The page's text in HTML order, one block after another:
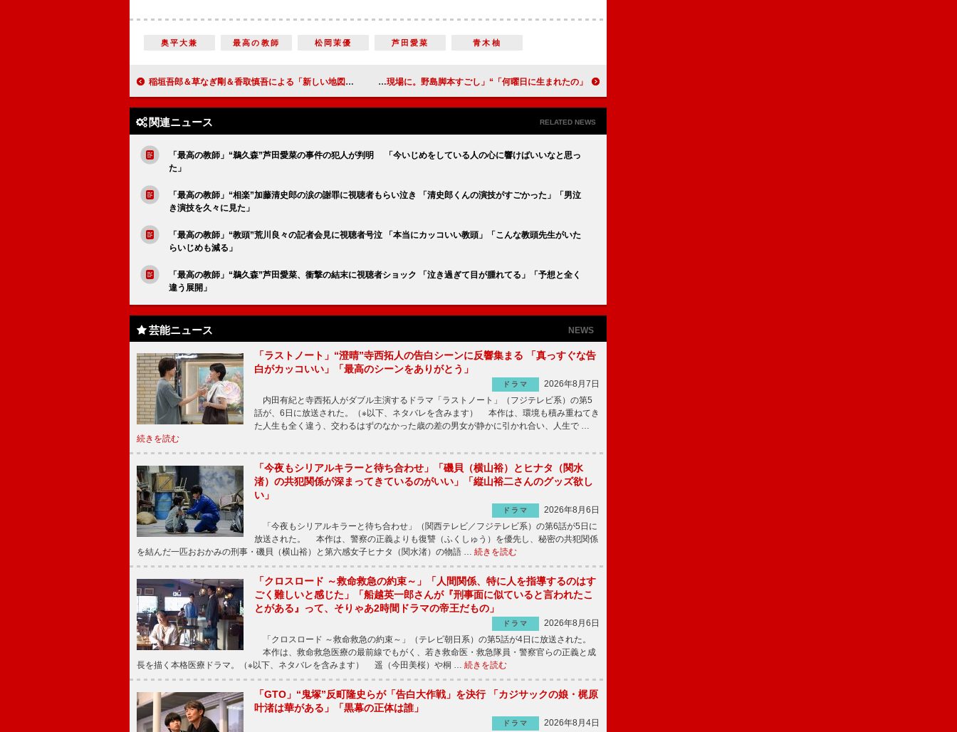
奥平大兼 最高の教師 松岡茉優 芦田愛菜 青木柚
稲垣吾郎＆草なぎ剛＆香取慎吾による「新しい地図」 お正月に会員限定イベントを初の日本武道館で開催 「何曜日に生まれたの」“すい”飯豊まりえが事故で助けを求めた人物が明らかに 「接点がまさかあの事故の現場に。野島脚本すごし」
関連ニュース RELATED NEWS
「最高の教師」“鵜久森”芦田愛菜の事件の犯人が判明 「今いじめをしている人の心に響けばいいなと思っ
た」
「最高の教師」“相楽”加藤清史郎の涙の謝罪に視聴者もらい泣き 「清史郎くんの演技がすごかった」「男泣
き演技を久々に見た」
「最高の教師」“教頭”荒川良々の記者会見に視聴者号泣 「本当にカッコいい教頭」「こんな教頭先生がいた
らいじめも減る」
「最高の教師」“鵜久森”芦田愛菜、衝撃の結末に視聴者ショック 「泣き過ぎて目が腫れてる」「予想と全く
違う展開」
芸能ニュース NEWS
「ラストノート」“澄晴”寺西拓人の告白シーンに反響集まる 「真っすぐな告
白がカッコいい」「最高のシーンをありがとう」
ドラマ
2026年8月7日
内田有紀と寺西拓人がダブル主演するドラマ「ラストノート」（フジテレビ系）の第5
話が、6日に放送された。（※以下、ネタバレを含みます） 本作は、環境も積み重ねてき
た人生も全く違う、交わるはずのなかった歳の差の男女が静かに引かれ合い、人生で …
続きを読む
「今夜もシリアルキラーと待ち合わせ」「磯貝（横山裕）とヒナタ（関水
渚）の共犯関係が深まってきているのがいい」「縦山裕二さんのグッズ欲し
い」
ドラマ
2026年8月6日
「今夜もシリアルキラーと待ち合わせ」（関西テレビ／フジテレビ系）の第6話が5日に
放送された。 本作は、警察の正義よりも復讐（ふくしゅう）を優先し、秘密の共犯関係
を結んだ一匹おおかみの刑事・磯貝（横山裕）と第六感女子ヒナタ（関水渚）の物語 … 続きを読む
「クロスロード ～救命救急の約束～」「人間関係、特に人を指導するのはす
ごく難しいと感じた」「船越英一郎さんが『刑事面に似ていると言われたこ
とがある』って、そりゃあ2時間ドラマの帝王だもの」
ドラマ
2026年8月6日
「クロスロード ～救命救急の約束～」（テレビ朝日系）の第5話が4日に放送された。
本作は、救命救急医療の最前線でもがく、若き救命医・救急隊員・警察官らの正義と成
長を描く本格医療ドラマ。（※以下、ネタバレを含みます） 遥（今田美桜）や桐 … 続きを読む
「GTO」“鬼塚”反町隆史らが「告白大作戦」を決行 「カジサックの娘・梶原
叶渚は華がある」「黒幕の正体は誰」
ドラマ 2026年8月4日